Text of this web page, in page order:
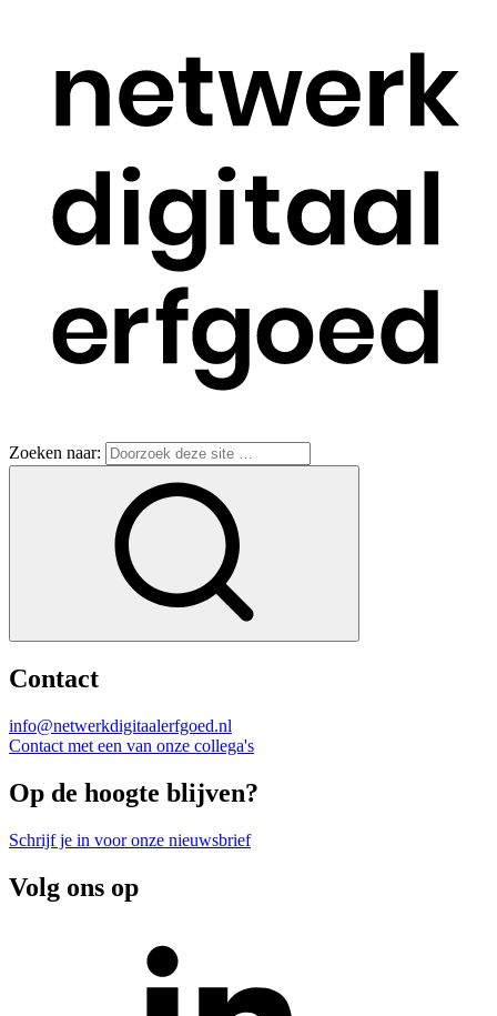
Zoeken naar:
Contact
info@netwerkdigitaalerfgoed.nl
Contact met een van onze collega's
Op de hoogte blijven?
Schrijf je in voor onze nieuwsbrief
Volg ons op